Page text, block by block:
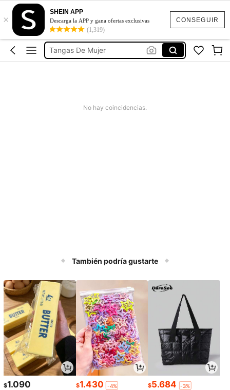
CONSEGUIR
×
SHEIN APP
Descarga la APP y gana ofertas exclusivas
(1,319)
Tangas Sexis
Tanga Faja
Tangas De Mujer
No hay coincidencias.
También podría gustarte
$1.090 $1.430 -4% $5.684 -3%